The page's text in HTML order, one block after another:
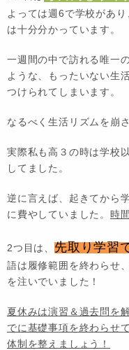
よっては週6で学校があ
は十分分かっています。
一週間の中で訪れる唯一
ような、もったいない生
つけられてしまいます。
なるべく生活リズムを崩
実際私も高３の時は学校
してました。
逆に言えば、起きてから
に費やしていました。 時
2つ目は、 先取り学習
語は履修範囲を終わらせ
を注いでいました！
夏休みは演習＆過去問を
でに基礎事項を終わらせ
体制を整えましょう！